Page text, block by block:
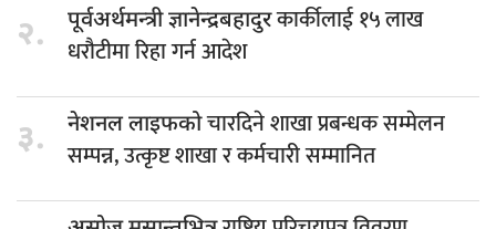
२. पूर्वअर्थमन्त्री ज्ञानेन्द्रबहादुरकार्कीलाई १५ लाख
धरौटीमा रिहा गर्न आदेश
३. नेशनल लाइफकोचारदिने शाखा प्रबन्धक सम्मेलन
सम्पन्न, उत्कृष्ट शाखा र कर्मचारी सम्मानित